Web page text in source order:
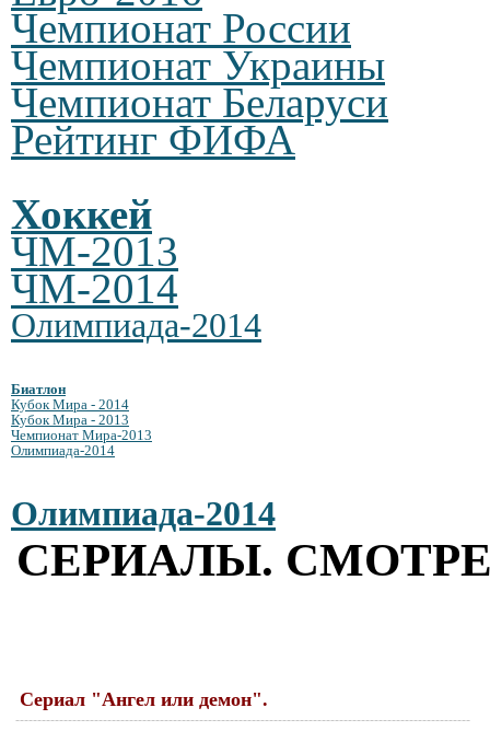
Чемпионат России
Чемпионат Украины
Чемпионат Беларуси
Рейтинг ФИФА
Хоккей
ЧМ-2013
ЧМ-2014
Олимпиада-2014
Биатлон
Кубок Мира - 2014
Кубок Мира - 2013
Чемпионат Мира-2013
Олимпиада-2014
Олимпиада-2014
СЕРИАЛЫ.
Сериал "Ангел или демон".
--------------------------------------------------------------------------------------------------------